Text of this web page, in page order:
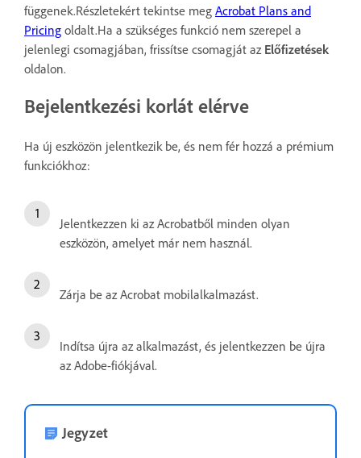
függenek.Részletekért tekintse meg Acrobat Plans and
Pricing oldalt.Ha a szükséges funkció nem szerepel a
jelenlegi csomagjában, frissítse csomagját az Előfizetések
oldalon.
Bejelentkezési korlát elérve
Ha új eszközön jelentkezik be, és nem fér hozzá a prémium
funkciókhoz:
Jelentkezzen ki az Acrobatből minden olyan
eszközön, amelyet már nem használ.
Zárja be az Acrobat mobilalkalmazást.
Indítsa újra az alkalmazást, és jelentkezzen be újra
az Adobe-fiókjával.
Jegyzet